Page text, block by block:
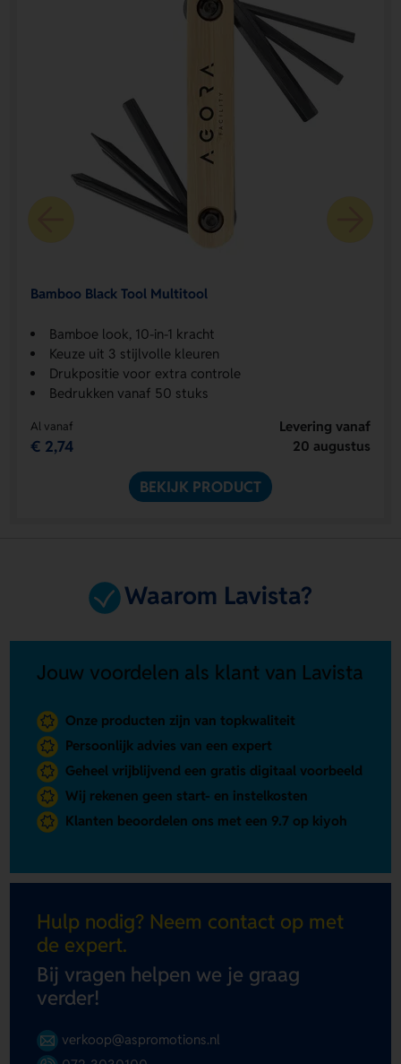
Bamboo Black Tool Multitool
Bamboe look, 10-in-1 kracht
Keuze uit 3 stijlvolle kleuren
Drukpositie voor extra controle
Bedrukken vanaf 50 stuks
Al vanaf
€ 2,74
Levering vanaf
20 augustus
BEKIJK PRODUCT
Waarom Lavista?
Jouw voordelen als klant van Lavista
Onze producten zijn van topkwaliteit
Persoonlijk advies van een expert
Geheel vrijblijvend een gratis digitaal voorbeeld
Wij rekenen geen start- en instelkosten
Klanten beoordelen ons met een 9.7 op kiyoh
Hulp nodig? Neem contact op met
de expert.
Bij vragen helpen we je graag
verder!
verkoop@aspromotions.nl